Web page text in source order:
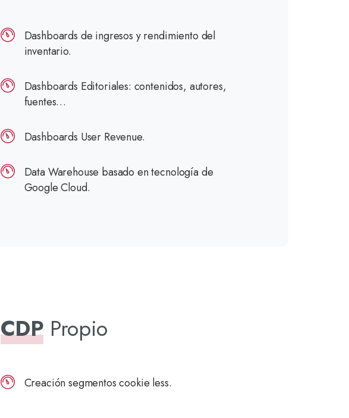
Dashboards de ingresos y rendimiento del
inventario.
Dashboards Editoriales: contenidos, autores,
fuentes…
Dashboards User Revenue​.
Data Warehouse basado en tecnología de
Google Cloud.
CDP Propio
Creación segmentos cookie less.